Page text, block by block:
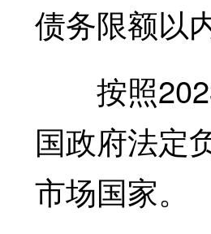
债务限额以
按照2023
国政府法定
市场国家。